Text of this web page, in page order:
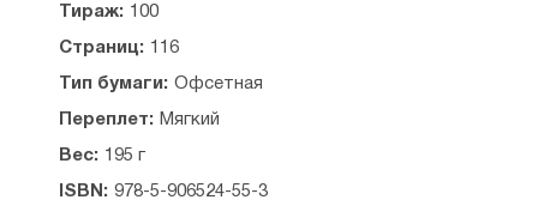
Тираж: 100
Страниц: 116
Тип бумаги: Офсетная
Переплет: Мягкий
Вес: 195 г
ISBN: 978-5-906524-55-3